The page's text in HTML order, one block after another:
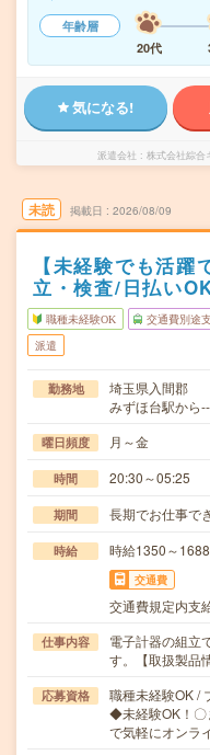
年齢層
20代
気になる!
派遣会社 株式会社綜合
未読 掲載日 2026/08/09
【未経験でも活躍
立・検査/日払い
職種未経験OK 交通費別途
派遣
勤務地
埼玉県入間郡
みずほ台駅から
曜日頻度 月～金
時間 20:30～05:25
期間 長期でお仕事で
時給 時給1350～
交通費
交通費規定内支
仕事内容
電子計器の組立
す。【取扱製品
応募資格
職種未経験OK /
◆未経験OK！〇
で気軽にオンラ